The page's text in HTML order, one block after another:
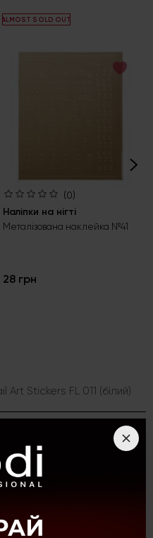
ALMOST SOLD OUT
(0)
Наліпки на нігті
Металізована наклейка №41
28 грн
Art Stickers FL 011 (білий)
Art Stickers FL 011 (білий)